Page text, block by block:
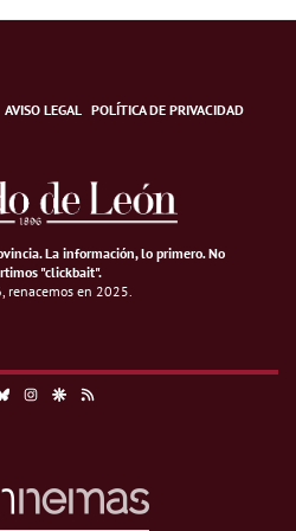
AVISO LEGAL POLÍTICA DE PRIVACIDAD
La información, lo primero.No
"clickbait".
renacemos en 2025.
BlueskyInstagramGoogle Discover